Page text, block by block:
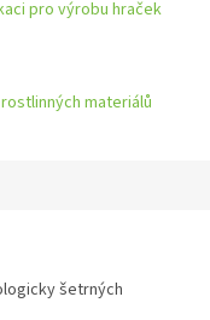
pro výrobu hraček
materiálů
šetrných